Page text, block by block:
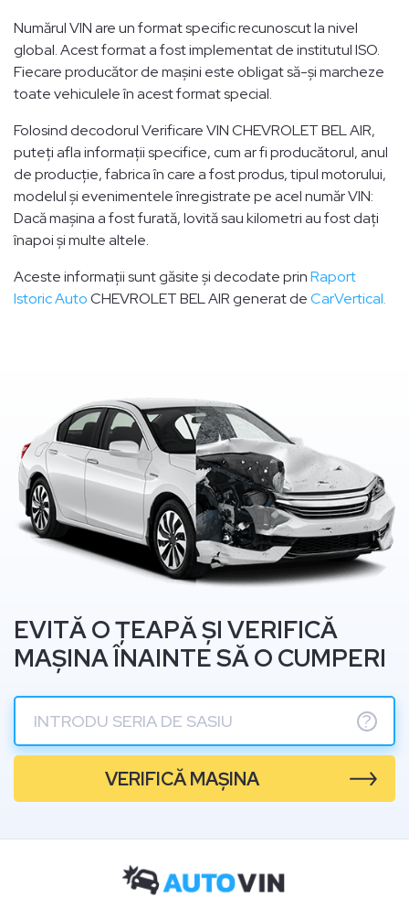
Numărul VIN are un format specific recunoscut la nivel
global. Acest format a fost implementat de institutul ISO.
Fiecare producător de mașini este obligat să-și marcheze
toate vehiculele în acest format special.
Folosind decodorul Verificare VIN CHEVROLET BEL AIR,
puteți afla informații specifice, cum ar fi producătorul, anul
de producție, fabrica în care a fost produs, tipul motorului,
modelul și evenimentele înregistrate pe acel număr VIN:
Dacă mașina a fost furată, lovită sau kilometri au fost dați
înapoi și multe altele.
Aceste informații sunt găsite și decodate prinRaport
Istoric AutoCHEVROLET BEL AIR generat deCarVertical.
EVITĂ O ȚEAPĂ ȘI VERIFICĂ
MAȘINA ÎNAINTE SĂ O CUMPERI
?
VERIFICĂ MAȘINA